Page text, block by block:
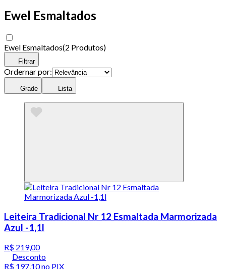
Ewel Esmaltados
Ewel Esmaltados(2 Produtos)
Filtrar
Ordernar por:
Grade Lista
Leiteira Tradicional Nr 12 Esmaltada Marmorizada
Azul -1,1l
R$ 219,00
Desconto
R$ 197,10no PIX